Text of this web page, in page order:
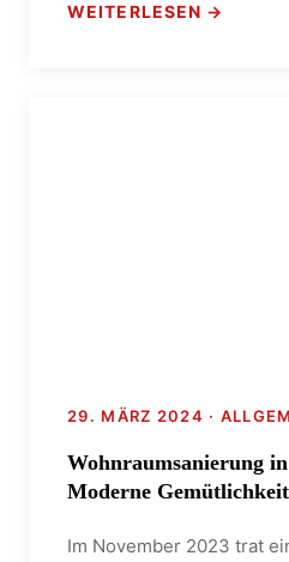
WEITERLESEN →
29. MÄRZ 2024 ·
Wohnraumsanierung
Moderne
Im November 2023 trat